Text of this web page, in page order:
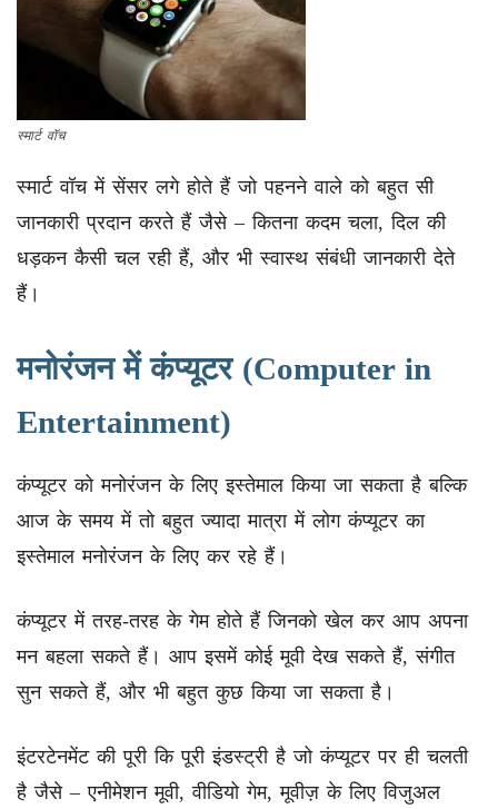
स्मार्ट वॉच
स्मार्ट वॉच में सेंसर लगे होते हैं जो पहनने वाले को बहुत सी
जानकारी प्रदान करते हैं जैसे – कितना कदम चला, दिल की
धड़कन कैसी चल रही हैं, और भी स्वास्थ संबंधी जानकारी देते
हैं।
मनोरंजन में कंप्यूटर (Computer in
Entertainment)
कंप्यूटर को मनोरंजन के लिए इस्तेमाल किया जा सकता है बल्कि
आज के समय में तो बहुत ज्यादा मात्रा में लोग कंप्यूटर का
इस्तेमाल मनोरंजन के लिए कर रहे हैं।
कंप्यूटर में तरह-तरह के गेम होते हैं जिनको खेल कर आप अपना
मन बहला सकते हैं। आप इसमें कोई मूवी देख सकते हैं, संगीत
सुन सकते हैं, और भी बहुत कुछ किया जा सकता है।
इंटरटेनमेंट की पूरी कि पूरी इंडस्ट्री है जो कंप्यूटर पर ही चलती
है जैसे – एनीमेशन मूवी, वीडियो गेम, मूवीज़ के लिए विजुअल